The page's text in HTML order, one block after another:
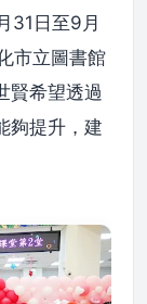
31日至9月
市立圖書館
賢希望透過
夠提升，建